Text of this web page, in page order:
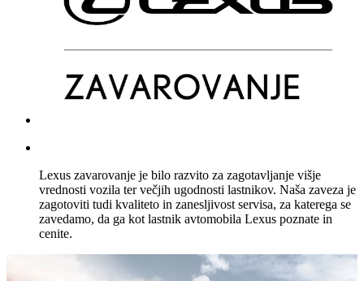
Lexus zavarovanje je bilo razvito za zagotavljanje višje
vrednosti vozila ter večjih ugodnosti lastnikov. Naša zaveza je
zagotoviti tudi kvaliteto in zanesljivost servisa, za katerega se
zavedamo, da ga kot lastnik avtomobila Lexus poznate in
cenite.